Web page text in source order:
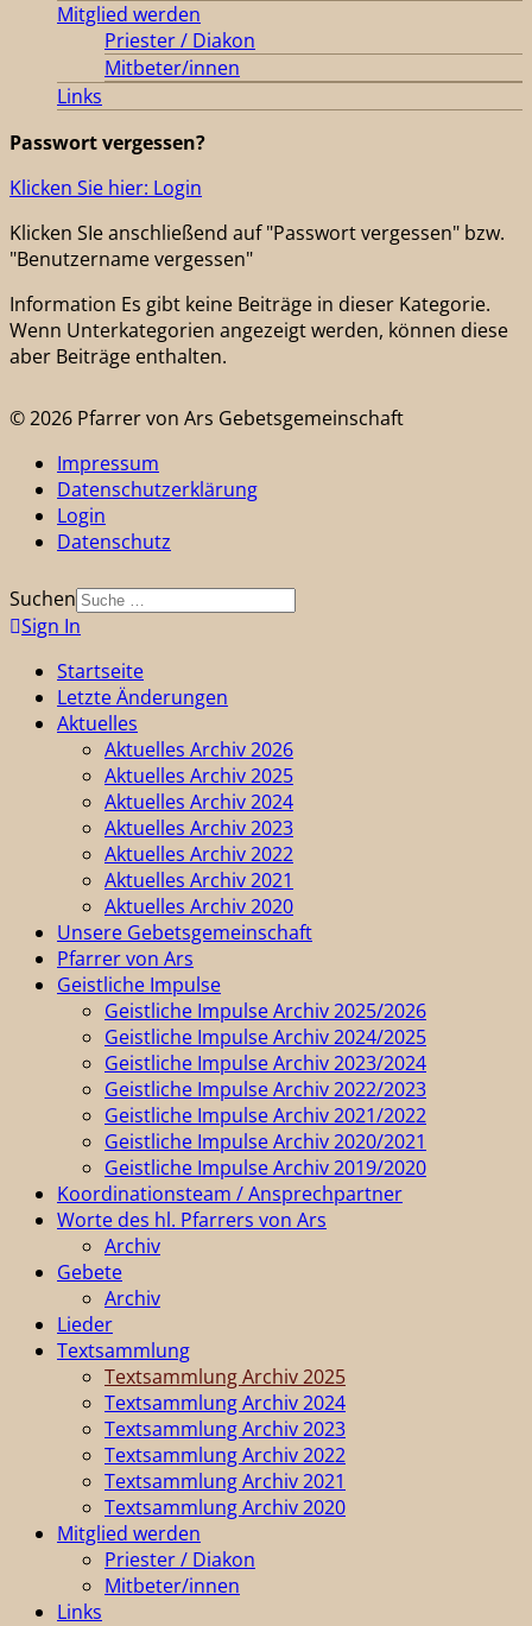
Mitglied werden
Priester / Diakon
Mitbeter/innen
Links
Passwort vergessen?
Klicken Sie hier: Login
Klicken SIe anschließend auf "Passwort vergessen" bzw.
"Benutzername vergessen"
Information Es gibt keine Beiträge in dieser Kategorie.
Wenn Unterkategorien angezeigt werden, können diese
aber Beiträge enthalten.
© 2026 Pfarrer von Ars Gebetsgemeinschaft
Impressum
Datenschutzerklärung
Login
Datenschutz
Suchen
Sign In
Startseite
Letzte Änderungen
Aktuelles
Aktuelles Archiv 2026
Aktuelles Archiv 2025
Aktuelles Archiv 2024
Aktuelles Archiv 2023
Aktuelles Archiv 2022
Aktuelles Archiv 2021
Aktuelles Archiv 2020
Unsere Gebetsgemeinschaft
Pfarrer von Ars
Geistliche Impulse
Geistliche Impulse Archiv 2025/2026
Geistliche Impulse Archiv 2024/2025
Geistliche Impulse Archiv 2023/2024
Geistliche Impulse Archiv 2022/2023
Geistliche Impulse Archiv 2021/2022
Geistliche Impulse Archiv 2020/2021
Geistliche Impulse Archiv 2019/2020
Koordinationsteam / Ansprechpartner
Worte des hl. Pfarrers von Ars
Archiv
Gebete
Archiv
Lieder
Textsammlung
Textsammlung Archiv 2025
Textsammlung Archiv 2024
Textsammlung Archiv 2023
Textsammlung Archiv 2022
Textsammlung Archiv 2021
Textsammlung Archiv 2020
Mitglied werden
Priester / Diakon
Mitbeter/innen
Links